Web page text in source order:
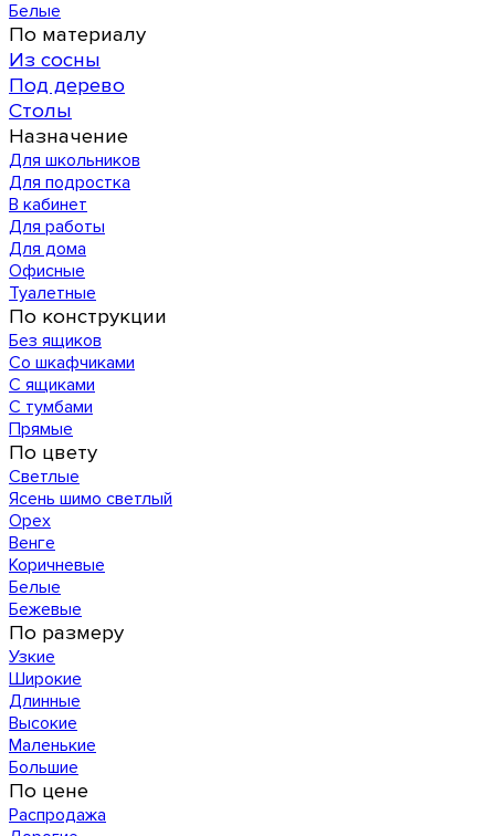
Белые
По материалу
Из сосны
Под дерево
Столы
Назначение
Для школьников
Для подростка
В кабинет
Для работы
Для дома
Офисные
Туалетные
По конструкции
Без ящиков
Со шкафчиками
С ящиками
С тумбами
Прямые
По цвету
Светлые
Ясень шимо светлый
Орех
Венге
Коричневые
Белые
Бежевые
По размеру
Узкие
Широкие
Длинные
Высокие
Маленькие
Большие
По цене
Распродажа